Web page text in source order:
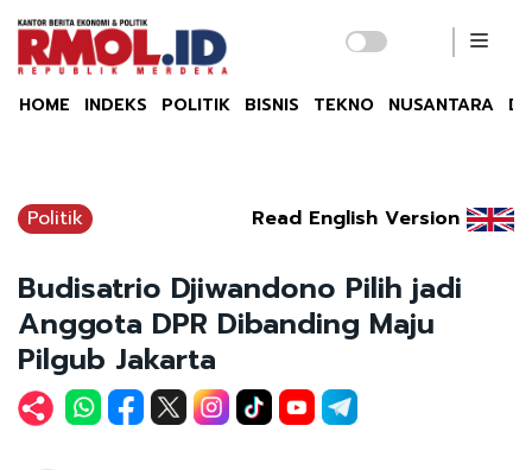
HOME INDEKS POLITIK BISNIS TEKNO NUSANTARA
Politik Read English Version
Budisatrio Djiwandono Pilih jadi
Anggota DPR Dibanding Maju
Pilgub Jakarta